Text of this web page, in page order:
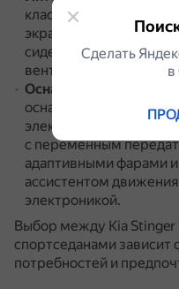
классическими
экран между ними —
сиденья автомобиля
вентиляцией.
Оснащение
оснащается
с переменным
адаптивными фарами
ассистентом
электроникой.
Выбор между Kia
спортседанами зависит
потребностей и
Сделать
в